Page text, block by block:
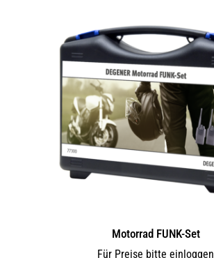
Motorrad FUNK-Set
Für Preise bitte einloggen